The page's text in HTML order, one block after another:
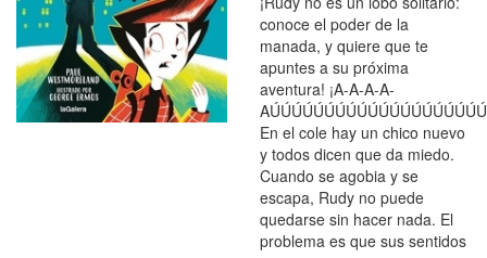
conoce el poder de la
manada, y quiere que te
apuntes a su próxima
aventura! ¡A-A-A-A-
En el cole hay un chico nuevo
y todos dicen que da miedo.
Cuando se agobia y se
escapa, Rudy no puede
quedarse sin hacer nada. El
problema es que sus sentidos